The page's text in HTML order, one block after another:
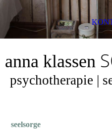
anna klassen
psychotherapie |
seelsorge